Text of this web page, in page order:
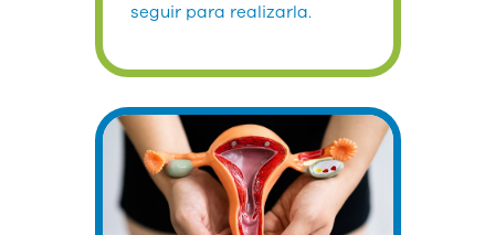
seguir para realizarla.